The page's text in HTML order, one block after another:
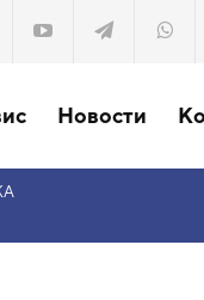
Новости